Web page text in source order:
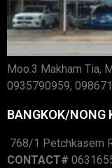
Moo.3 Makham Tia,
0935790959,
BANGKOK/NONG
768/1 Petchkasem
CONTACT#